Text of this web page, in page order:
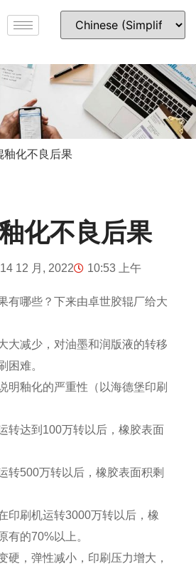
釉化不良后果
化不良后果
14 12 月, 2022 10:53 上午
有哪些？下来由卓世胶辊厂给大
大减少，对油墨和润版液的转移
困难。
明釉化的严重性（以海德堡印刷
转达到100万转以后，橡胶表面
转500万转以后，橡胶表面积剩
印刷机运转3000万转以后，橡
有的70%以上。
，弹性减小，印刷压力增大，